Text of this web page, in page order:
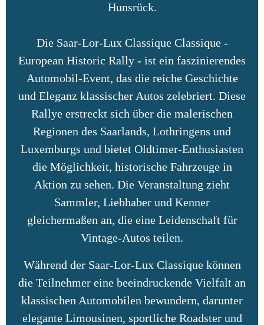
Hunsrück.
Die Saar-Lor-Lux Classique Classique -
European Historic Rally - ist ein faszinierendes
Automobil-Event, das die reiche Geschichte
und Eleganz klassischer Autos zelebriert. Diese
Rallye erstreckt sich über die malerischen
Regionen des Saarlands, Lothringens und
Luxemburgs und bietet Oldtimer-Enthusiasten
die Möglichkeit, historische Fahrzeuge in
Aktion zu sehen. Die Veranstaltung zieht
Sammler, Liebhaber und Kenner
gleichermaßen an, die eine Leidenschaft für
Vintage-Autos teilen.
Während der Saar-Lor-Lux Classique können
die Teilnehmer eine beeindruckende Vielfalt an
klassischen Automobilen bewundern, darunter
elegante Limousinen, sportliche Roadster und